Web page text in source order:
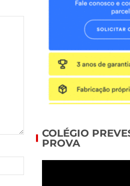
COLÉGIO
PROVA